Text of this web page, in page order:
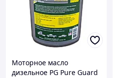
Моторное масло
дизельное PG Pure Guard